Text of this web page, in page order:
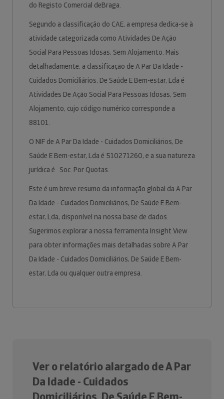
do Registo Comercial deBraga.
Segundo a classificação do CAE, a empresa dedica-se à
atividade categorizada como Atividades De Ação
Social Para Pessoas Idosas, Sem Alojamento. Mais
detalhadamente, a classificação de A Par Da Idade -
Cuidados Domiciliários, De Saúde E Bem-estar, Lda é
Atividades De Ação Social Para Pessoas Idosas, Sem
Alojamento, cujo código numérico corresponde a
88101.
O NIF de A Par Da Idade - Cuidados Domiciliários, De
Saúde E Bem-estar, Lda é 510271260, e a sua natureza
jurídica é Soc. Por Quotas.
Este é um breve resumo da informação global da A Par
Da Idade - Cuidados Domiciliários, De Saúde E Bem-
estar, Lda, disponível na nossa base de dados.
Sugerimos explorar a nossa ferramenta Insight View
para obter informações mais detalhadas sobre A Par
Da Idade - Cuidados Domiciliários, De Saúde E Bem-
estar, Lda ou qualquer outra empresa.
Ver o relatório alargado de A Par
Da Idade - Cuidados